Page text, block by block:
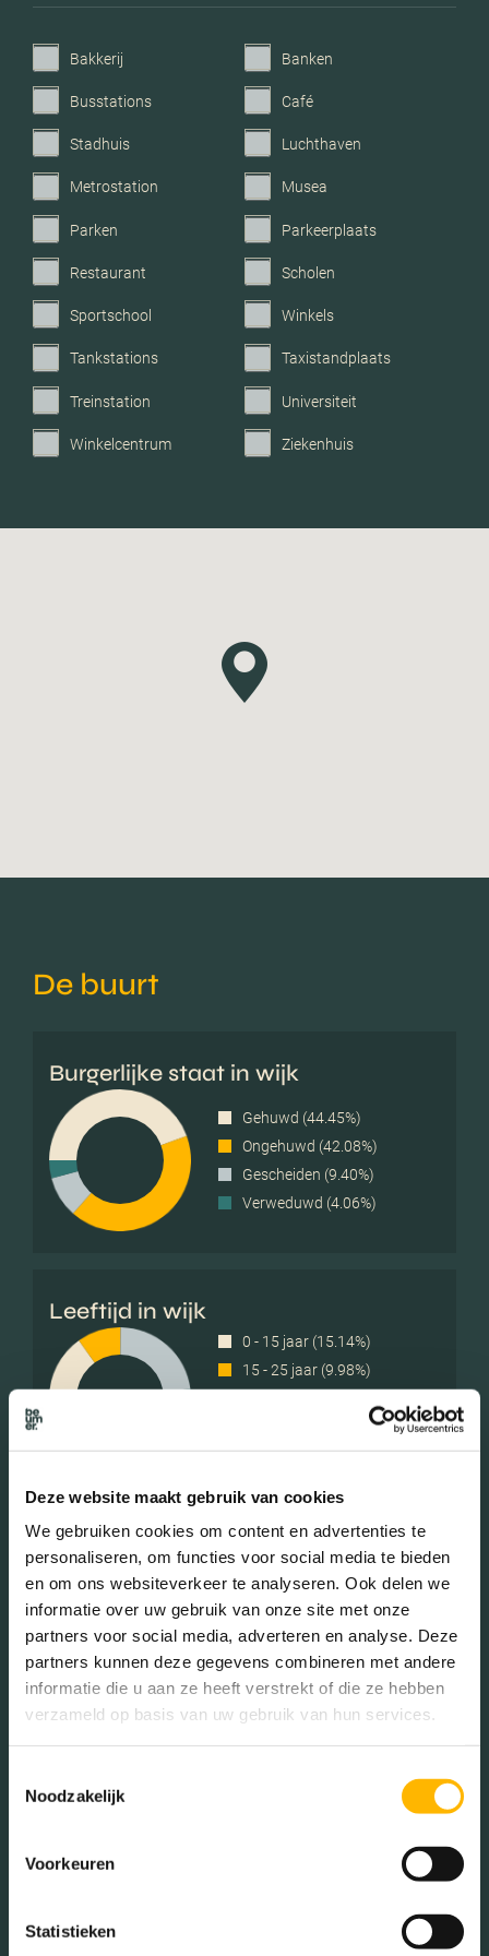
Deze website maakt gebruik van cookies
We gebruiken cookies om content en advertenties te
personaliseren, om functies voor social media te bieden
en om ons websiteverkeer te analyseren. Ook delen we
informatie over uw gebruik van onze site met onze
partners voor social media, adverteren en analyse. Deze
partners kunnen deze gegevens combineren met andere
informatie die u aan ze heeft verstrekt of die ze hebben
verzameld op basis van uw gebruik van hun services.
Noodzakelijk
Voorkeuren
Statistieken
Voorzieningen
Mechanische ventilatie,
glasvezel kabel
Parkeerfaciliteiten
eigen terrein
Garage
Bakkerij Banken
Busstations Café
Stadhuis Luchthaven
Metrostation Musea
Parken Parkeerplaats
Restaurant Scholen
Sportschool Winkels
Tankstations Taxistandplaats
Treinstation Universiteit
Winkelcentrum Ziekenhuis
De buurt
Burgerlijke staat in wijk
Gehuwd (44.45%)
Ongehuwd (42.08%)
Gescheiden (9.40%)
Verweduwd (4.06%)
Leeftijd in wijk
0 - 15 jaar (15.14%)
15 - 25 jaar (9.98%)
45 - 65 jaar (31.98%)
65+ jaar (20.05%)
Geslacht
Mannen (49.28%)
Gezinnen met kinderen
Zonder kinderen (33.21%)